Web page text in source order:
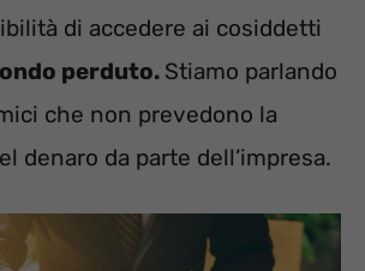
di accedere ai cosiddetti
perduto. Stiamo parlando
che non prevedono la
denaro da parte dell’impresa.